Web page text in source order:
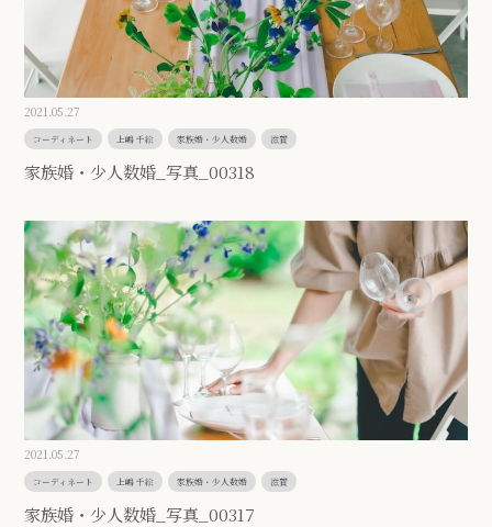
2021.05.27
コーディネート 上嶋 千絵 家族婚・少人数婚 滋賀
家族婚・少人数婚_写真_00318
2021.05.27
コーディネート 上嶋 千絵 家族婚・少人数婚 滋賀
家族婚・少人数婚_写真_00317